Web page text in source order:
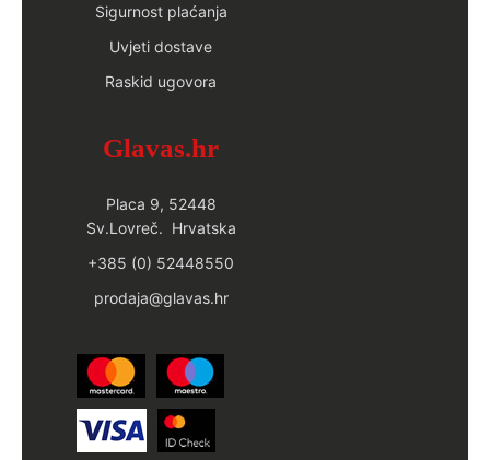
Sigurnost plaćanja
Uvjeti dostave
Raskid ugovora
Glavas.hr
Placa 9, 52448
Sv.Lovreč. Hrvatska
+385 (0) 52448550
prodaja@glavas.hr